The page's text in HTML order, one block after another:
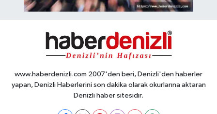
www.haberdenizli.com 2007'den beri, Denizli'den haberler
yapan, Denizli Haberlerini son dakika olarak okurlarına aktaran
Denizli haber sitesidir.